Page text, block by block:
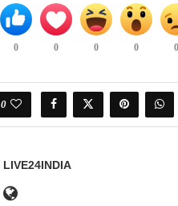
0 0 0 0
0
LIVE24INDIA